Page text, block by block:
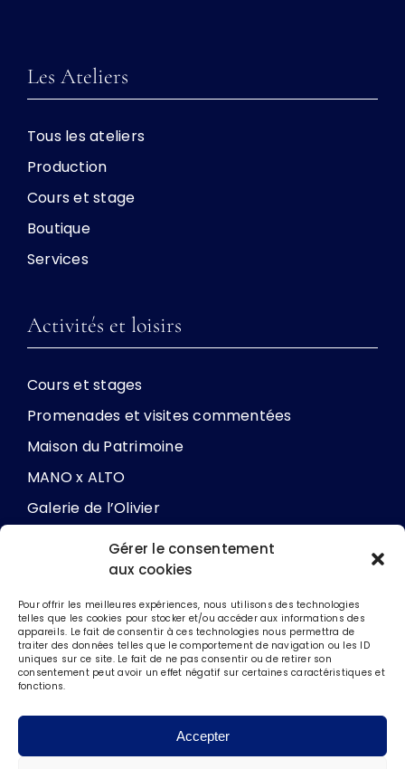
Gérer le consentement
aux cookies
Pour offrir les meilleures expériences, nous utilisons des technologies
telles que les cookies pour stocker et/ou accéder aux informations des
appareils. Le fait de consentir à ces technologies nous permettra de
traiter des données telles que le comportement de navigation ou les ID
uniques sur ce site. Le fait de ne pas consentir ou de retirer son
consentement peut avoir un effet négatif sur certaines caractéristiques et
fonctions.
Accepter
Les Ateliers
Tous les ateliers
Production
Cours et stage
Boutique
Services
Activités et loisirs
Cours et stages
Promenades et visites commentées
Maison du Patrimoine
MANO x ALTO
Galerie de l’Olivier
Les soutiens
Engagement de la ville
Association Echos d’art